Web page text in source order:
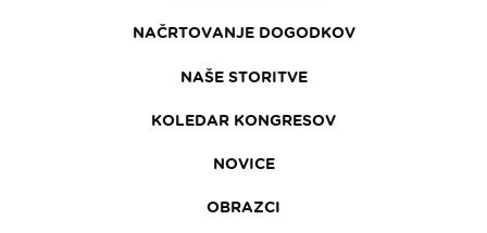
NAČRTOVANJE DOGODKOV
NAŠE STORITVE
KOLEDAR KONGRESOV
NOVICE
OBRAZCI